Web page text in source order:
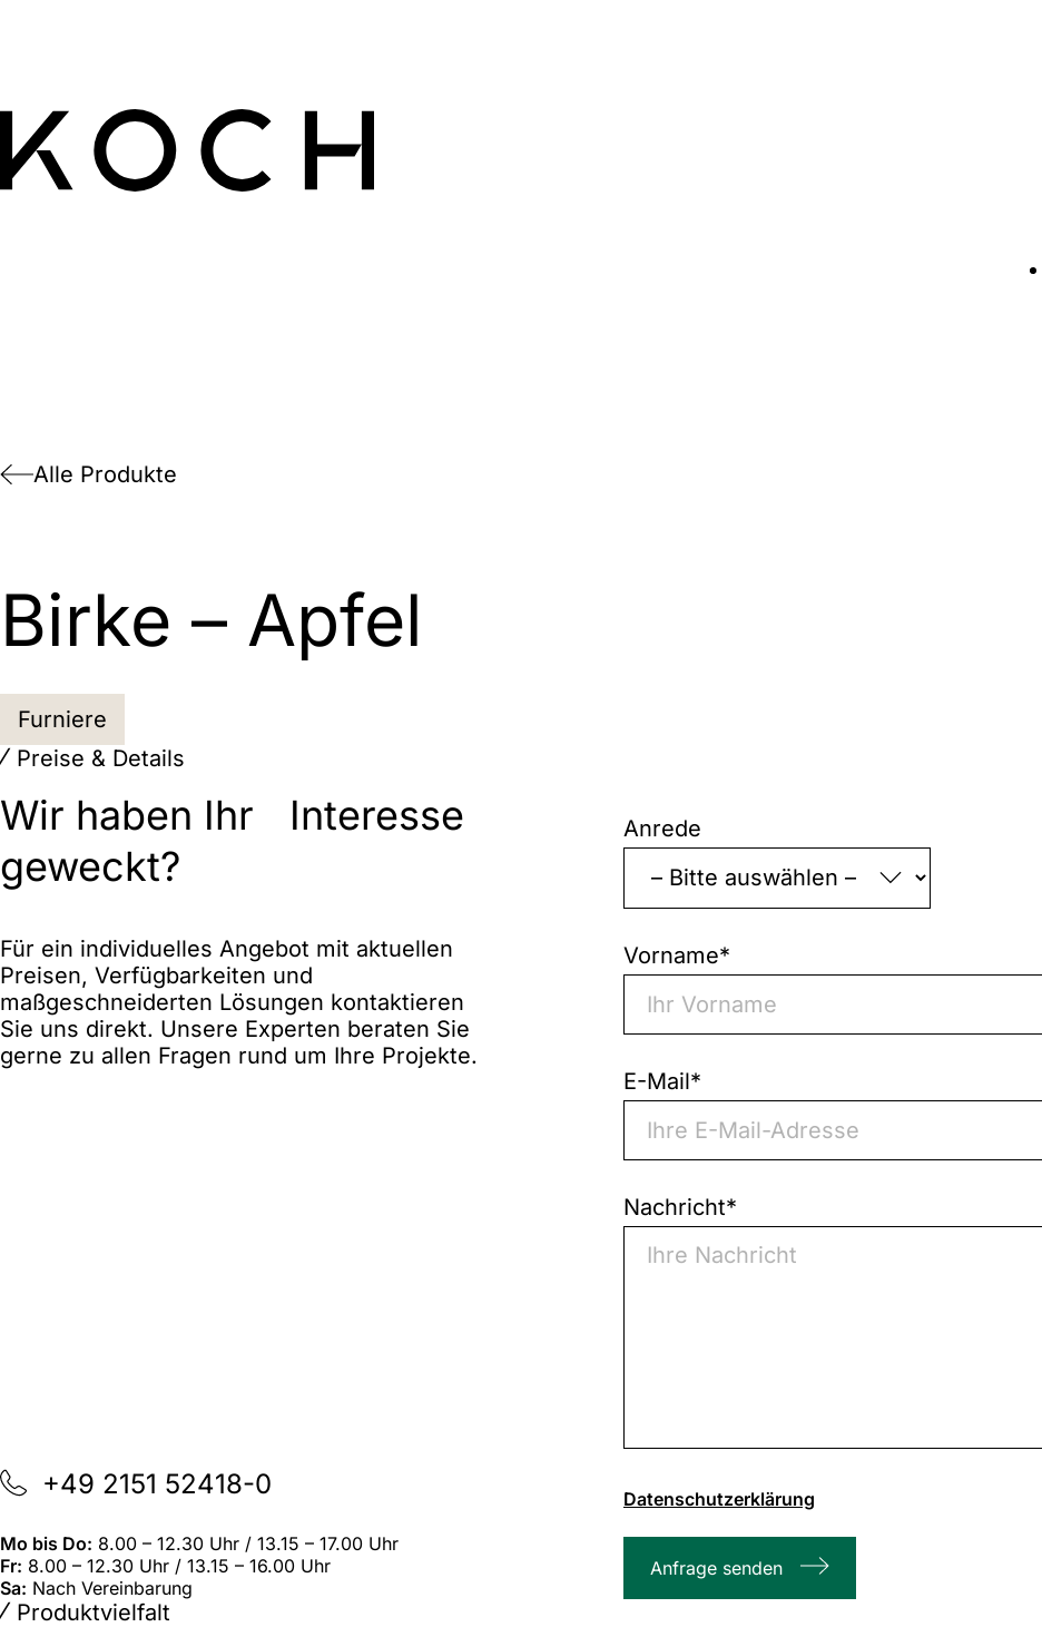
Alle Produkte
Birke – Apfel
Furniere
Preise & Details
Wir haben Ihr Interesse
geweckt?
Für ein individuelles Angebot mit aktuellen
Preisen, Verfügbarkeiten und
maßgeschneiderten Lösungen kontaktieren
Sie uns direkt. Unsere Experten beraten Sie
gerne zu allen Fragen rund um Ihre Projekte.
+49 2151 52418-0
Mo bis Do: 8.00 – 12.30 Uhr / 13.15 – 17.00 Uhr
Fr: 8.00 – 12.30 Uhr / 13.15 – 16.00 Uhr
Sa: Nach Vereinbarung
zeigt
erforderliche
Felder
Anrede
Vorname*
E-Mail*
Nachricht*
von
Zeichenanzahl
Datenschutzerklärung
Anfrage senden
Produktvielfalt